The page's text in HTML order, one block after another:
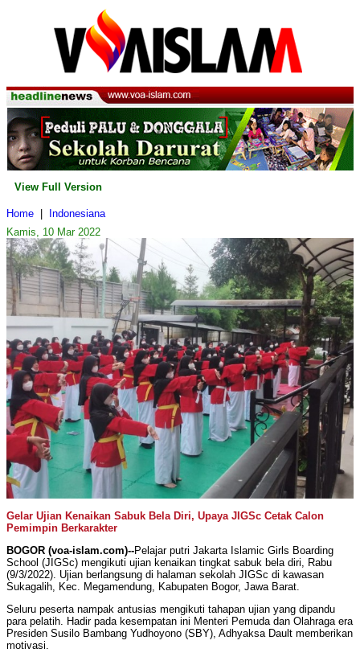
View Full Version
Home
Indonesiana
Kamis, 10 Mar 2022
Gelar Ujian Kenaikan Sabuk Bela Diri, Upaya JIGSc Cetak Calon
Pemimpin Berkarakter
BOGOR (voa-islam.com)--Pelajar putri Jakarta Islamic Girls Boarding
School (JIGSc) mengikuti ujian kenaikan tingkat sabuk bela diri, Rabu
(9/3/2022). Ujian berlangsung di halaman sekolah JIGSc di kawasan
Sukagalih, Kec. Megamendung, Kabupaten Bogor, Jawa Barat.
Seluru peserta nampak antusias mengikuti tahapan ujian yang dipandu
para pelatih. Hadir pada kesempatan ini Menteri Pemuda dan Olahraga era
Presiden Susilo Bambang Yudhoyono (SBY), Adhyaksa Dault memberikan
motivasi.